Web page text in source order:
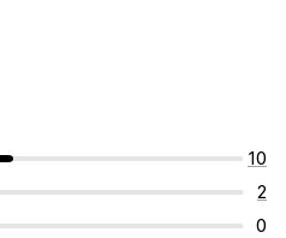
10
2
0